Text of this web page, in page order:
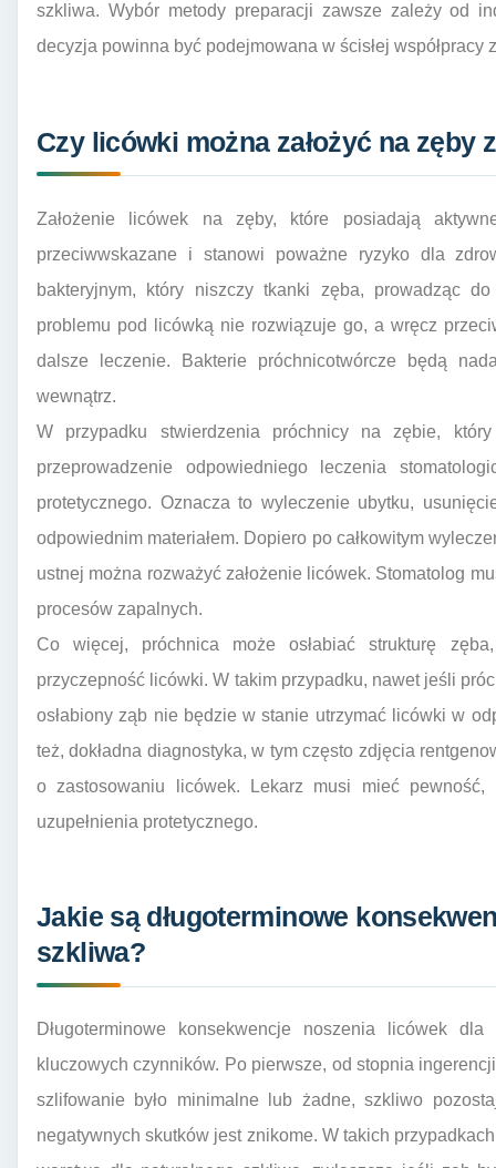
szkliwa. Wybór metody preparacji zawsze zależy od
decyzja powinna być podejmowana w ścisłej współpracy
Czy licówki można założyć na
Założenie licówek na zęby, które posiadają
przeciwwskazane i stanowi poważne ryzyko dla
bakteryjnym, który niszczy tkanki zęba, prowadząc
problemu pod licówką nie rozwiązuje go, a wręcz
dalsze leczenie. Bakterie próchnicotwórcze będą
wewnątrz.
W przypadku stwierdzenia próchnicy na zębie,
przeprowadzenie odpowiedniego leczenia
protetycznego. Oznacza to wyleczenie ubytku,
odpowiednim materiałem. Dopiero po całkowitym
ustnej można rozważyć założenie licówek. Stomatolog
procesów zapalnych.
Co więcej, próchnica może osłabiać strukturę
przyczepność licówki. W takim przypadku, nawet jeśli
osłabiony ząb nie będzie w stanie utrzymać licówki w
też, dokładna diagnostyka, w tym często zdjęcia
o zastosowaniu licówek. Lekarz musi mieć
uzupełnienia protetycznego.
Jakie są długoterminowe
szkliwa?
Długoterminowe konsekwencje noszenia licówek
kluczowych czynników. Po pierwsze, od stopnia
szlifowanie było minimalne lub żadne, szkliwo
negatywnych skutków jest znikome. W takich